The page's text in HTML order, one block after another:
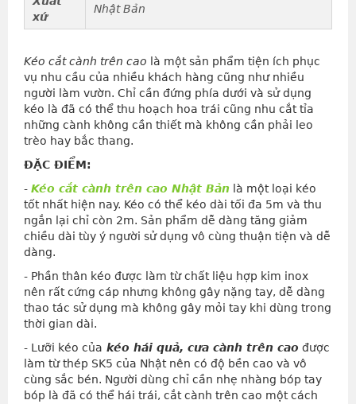
xứ
Nhật Bản
Kéo cắt cành trên cao là một sản phẩm tiện ích phục
vụ nhu cầu của nhiều khách hàng cũng như nhiều
người làm vườn. Chỉ cần đứng phía dưới và sử dụng
kéo là đã có thể thu hoạch hoa trái cũng nhu cắt tỉa
những cành không cần thiết mà không cần phải leo
trèo hay bắc thang.
ĐẶC ĐIỂM:
- Kéo cắt cành trên cao Nhật Bản là một loại kéo
tốt nhất hiện nay. Kéo có thể kéo dài tối đa 5m và thu
ngắn lại chỉ còn 2m. Sản phẩm dễ dàng tăng giảm
chiều dài tùy ý người sử dụng vô cùng thuận tiện và dễ
dàng.
- Phần thân kéo được làm từ chất liệu hợp kim inox
nên rất cứng cáp nhưng không gây nặng tay, dễ dàng
thao tác sử dụng mà không gây mỏi tay khi dùng trong
thời gian dài.
- Lưỡi kéo của kéo hái quả, cưa cành trên cao được
làm từ thép SK5 của Nhật nên có độ bền cao và vô
cùng sắc bén. Người dùng chỉ cần nhẹ nhàng bóp tay
bóp là đã có thể hái trái, cắt cành trên cao một cách